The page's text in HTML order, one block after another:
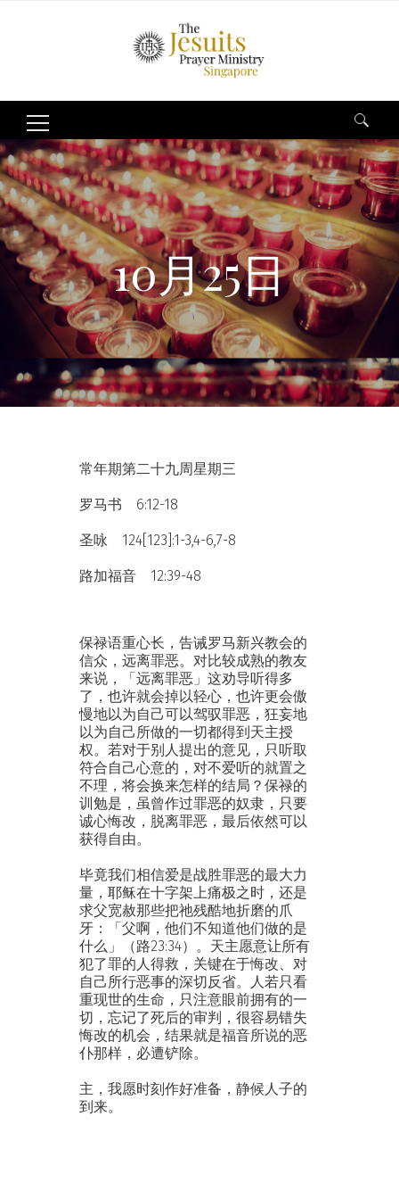
Search
for:
10月25日
常年期第二十九周星期三
罗马书 6:12-18
圣咏 124[123]:1-3,4-6,7-8
路加福音 12:39-48
保禄语重心长，告诫罗马新兴教会的
信众，远离罪恶。对比较成熟的教友
来说，「远离罪恶」这劝导听得多
了，也许就会掉以轻心，也许更会傲
慢地以为自己可以驾驭罪恶，狂妄地
以为自己所做的一切都得到天主授
权。若对于别人提出的意见，只听取
符合自己心意的，对不爱听的就置之
不理，将会换来怎样的结局？保禄的
训勉是，虽曾作过罪恶的奴隶，只要
诚心悔改，脱离罪恶，最后依然可以
获得自由。
毕竟我们相信爱是战胜罪恶的最大力
量，耶稣在十字架上痛极之时，还是
求父宽赦那些把祂残酷地折磨的爪
牙：「父啊，他们不知道他们做的是
什么」（路23:34）。天主愿意让所有
犯了罪的人得救，关键在于悔改、对
自己所行恶事的深切反省。人若只看
重现世的生命，只注意眼前拥有的一
切，忘记了死后的审判，很容易错失
悔改的机会，结果就是福音所说的恶
仆那样，必遭铲除。
主，我愿时刻作好准备，静候人子的
到来。